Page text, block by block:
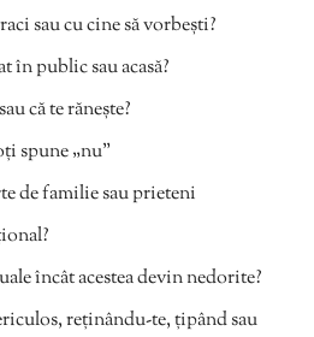
sau cu cine să vorbești?
în public sau acasă?
că te rănește?
spune „nu”
de familie sau prieteni
încât acestea devin nedorite?
reținându-te, țipând sau